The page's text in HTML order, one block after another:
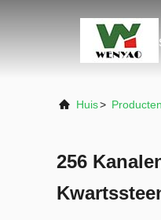
Huis> Producten
256